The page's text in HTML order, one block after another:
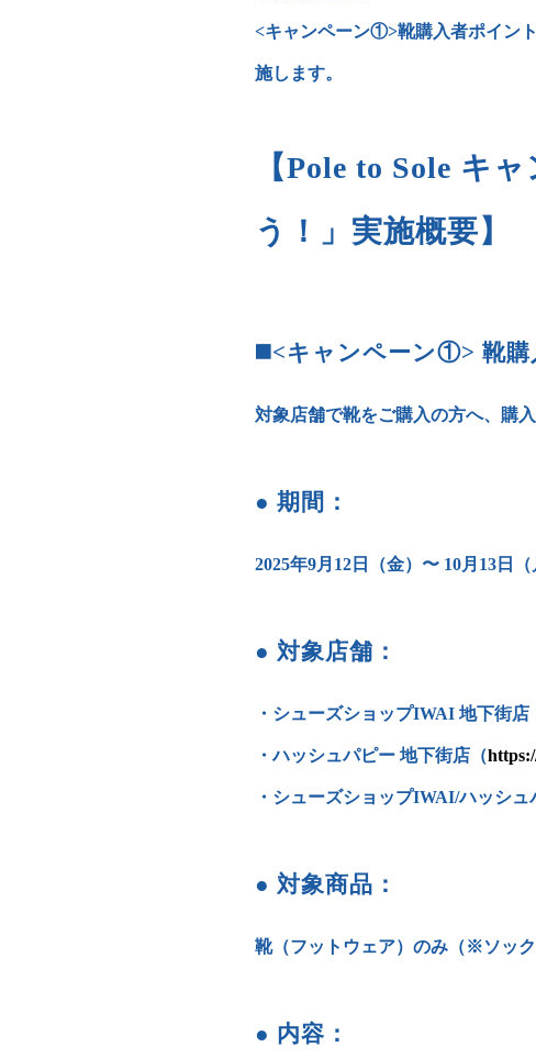
<キャンペーン①>靴購入者ポイン
施します。
【Pole to Sole キ
う！」実施概要】
◼️<キャンペーン①> 靴購
対象店舗で靴をご購入の方へ、購
● 期間：
2025年9月12日（金）〜 10月13日（
● 対象店舗：
・シューズショップIWAI 地下街店
・ハッシュパピー 地下街店（
・シューズショップIWAI/ハッシ
● 対象商品：
靴（フットウェア）のみ（※ソッ
● 内容：